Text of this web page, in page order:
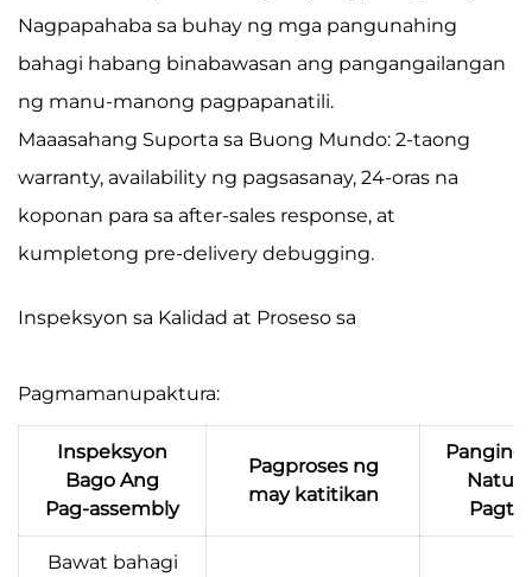
Nagpapahaba sa buhay ng mga pangunahing
bahagi habang binabawasan ang pangangailangan
ng manu-manong pagpapanatili.
Maaasahang Suporta sa Buong Mundo: 2-taong
warranty, availability ng pagsasanay, 24-oras na
koponan para sa after-sales response, at
kumpletong pre-delivery debugging.
Inspeksyon sa Kalidad at Proseso sa
Pagmamanupaktura:
Inspeksyon
Bago Ang
Pag-assembly
Pagproses ng
may katitikan
Bawat bahagi